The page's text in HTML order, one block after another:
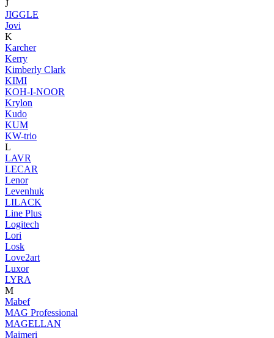
J
JIGGLE
Jovi
K
Karcher
Kerry
Kimberly Clark
KIMI
KOH-I-NOOR
Krylon
Kudo
KUM
KW-trio
L
LAVR
LECAR
Lenor
Levenhuk
LILACK
Line Plus
Logitech
Lori
Losk
Love2art
Luxor
LYRA
M
Mabef
MAG Professional
MAGELLAN
Maimeri